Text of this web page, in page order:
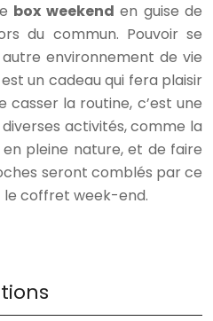
box weekend en guise de
du commun. Pouvoir se
environnement de vie
un cadeau qui fera plaisir
casser la routine, c’est une
activités, comme la
pleine nature, et de faire
seront comblés par ce
le coffret week-end.